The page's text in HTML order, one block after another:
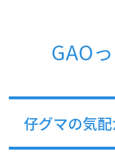
GAO
仔グマの気配